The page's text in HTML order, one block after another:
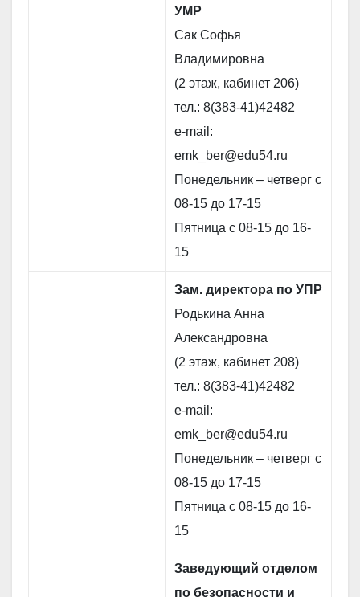
УМР
Сак Софья
Владимировна
(2 этаж, кабинет 206)
тел.: 8(383-41)42482
e-mail:
emk_ber@edu54.ru
Понедельник – четверг с
08-15 до 17-15
Пятница с 08-15 до 16-
15
Зам. директора по УПР
Родькина Анна
Александровна
(2 этаж, кабинет 208)
тел.: 8(383-41)42482
e-mail:
emk_ber@edu54.ru
Понедельник – четверг с
08-15 до 17-15
Пятница с 08-15 до 16-
15
Заведующий отделом
по безопасности и